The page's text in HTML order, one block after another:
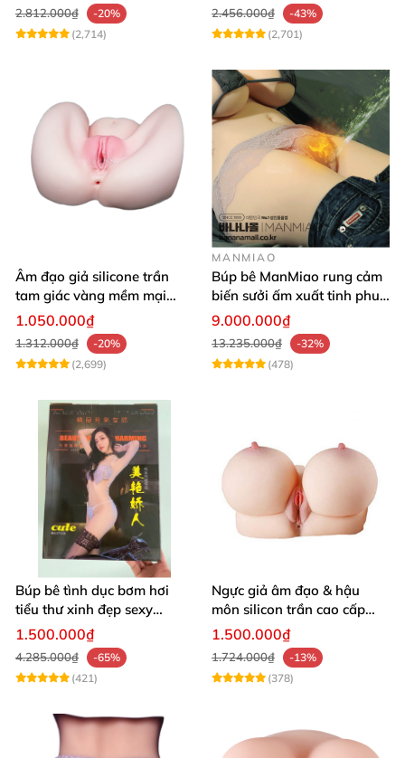
2.812.000₫
-20%
(2,714)
2.456.000₫
-43%
(2,701)
Âm đạo giả silicone trần
tam giác vàng mềm mại
thật nhất
1.050.000₫
1.312.000₫
-20%
(2,699)
MANMIAO
Búp bê ManMiao rung cảm
biến sưởi ấm xuất tinh phun
nước thông minh cao cấp
9.000.000₫
13.235.000₫
-32%
(478)
Búp bê tình dục bơm hơi
tiểu thư xinh đẹp sexy
quyến rũ rung rên như thật
1.500.000₫
4.285.000₫
-65%
(421)
Ngực giả âm đạo & hậu
môn silicon trần cao cấp
mềm mịn - Man
Mastuebator 3kg
1.500.000₫
1.724.000₫
-13%
(378)